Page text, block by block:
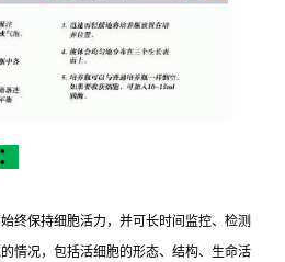
终保持细胞活力，并可长时间监控、检测
情况，包括活细胞的形态、结构、生命活